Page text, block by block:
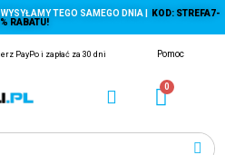
TEGO SAMEGO DNIA |
KOD: STREFA7-
RABATU!
PayPo i zapłać za 30 dni Pomoc